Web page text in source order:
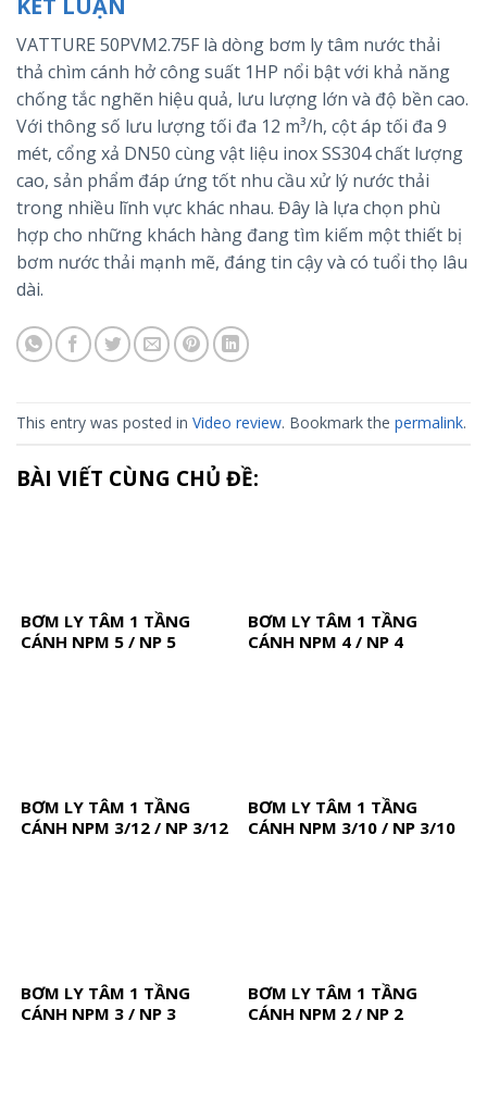
VATTURE 50PVM2.75F là dòng bơm ly tâm nước thải
thả chìm cánh hở công suất 1HP nổi bật với khả năng
chống tắc nghẽn hiệu quả, lưu lượng lớn và độ bền cao.
Với thông số lưu lượng tối đa 12 m³/h, cột áp tối đa 9
mét, cổng xả DN50 cùng vật liệu inox SS304 chất lượng
cao, sản phẩm đáp ứng tốt nhu cầu xử lý nước thải
trong nhiều lĩnh vực khác nhau. Đây là lựa chọn phù
hợp cho những khách hàng đang tìm kiếm một thiết bị
bơm nước thải mạnh mẽ, đáng tin cậy và có tuổi thọ lâu
dài.
This entry was posted in Video review. Bookmark the permalink.
BÀI VIẾT CÙNG CHỦ ĐỀ:
BƠM LY TÂM 1 TẦNG
CÁNH NPM 5 / NP 5
BƠM LY TÂM 1 TẦNG
CÁNH NPM 4 / NP 4
BƠM LY TÂM 1 TẦNG
CÁNH NPM 3/12 / NP 3/12
BƠM LY TÂM 1 TẦNG
CÁNH NPM 3/10 / NP 3/10
BƠM LY TÂM 1 TẦNG
CÁNH NPM 3 / NP 3
BƠM LY TÂM 1 TẦNG
CÁNH NPM 2 / NP 2